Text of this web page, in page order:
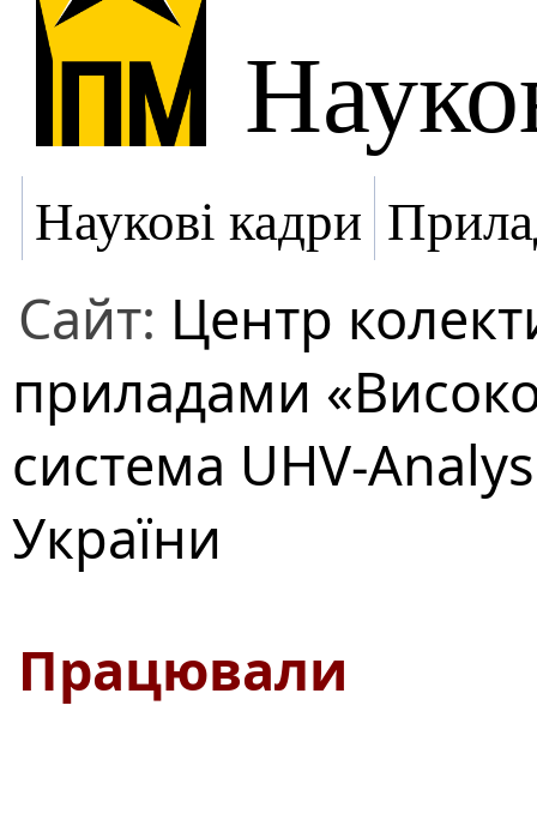
Наукові кадри
Сайт: Центр
приладами
система UHV-
України
Працювали